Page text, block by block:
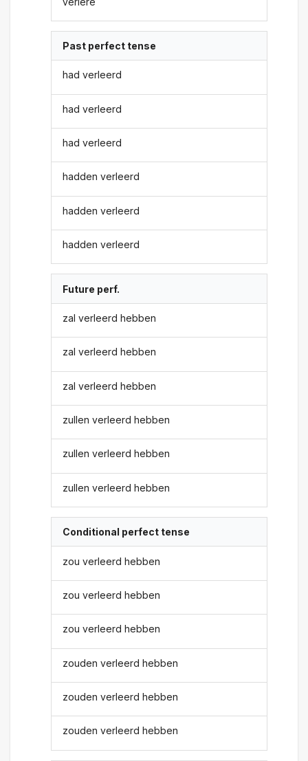
Past perfect tense
had verleerd
had verleerd
had verleerd
hadden verleerd
hadden verleerd
hadden verleerd
Future perf.
zal verleerd hebben
zal verleerd hebben
zal verleerd hebben
zullen verleerd hebben
zullen verleerd hebben
zullen verleerd hebben
Conditional perfect tense
zou verleerd hebben
zou verleerd hebben
zou verleerd hebben
zouden verleerd hebben
zouden verleerd hebben
zouden verleerd hebben